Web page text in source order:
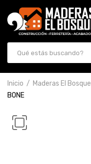
Inicio Maderas El Bosque
BONE